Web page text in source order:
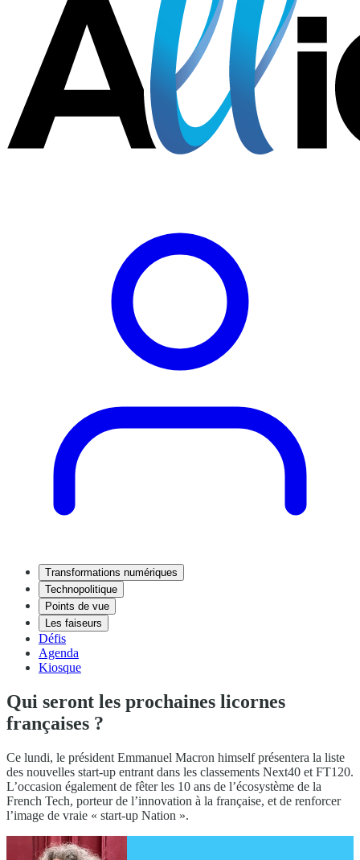
Transformations numériques
Technopolitique
Points de vue
Les faiseurs
Défis
Agenda
Kiosque
Qui seront les prochaines licornes
françaises ?
Ce lundi, le président Emmanuel Macron himself présentera la liste
des nouvelles start-up entrant dans les classements Next40 et FT120.
L’occasion également de fêter les 10 ans de l’écosystème de la
French Tech, porteur de l’innovation à la française, et de renforcer
l’image de vraie « start-up Nation ».